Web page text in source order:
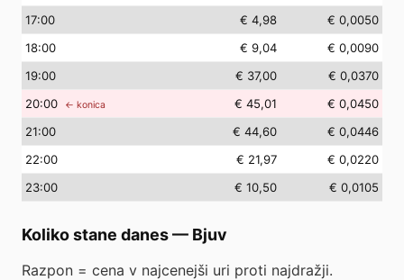
17:00 € 4,98
€ 0,0050
18:00 € 9,04
€ 0,0090
19:00 € 37,00
€ 0,0370
20:00 ← konica € 45,01
€ 0,0450
21:00 € 44,60
€ 0,0446
22:00 € 21,97
€ 0,0220
23:00 € 10,50 € 0,0105
Koliko stane danes— Bjuv
Razpon = cena v najcenejši uri proti najdražji.